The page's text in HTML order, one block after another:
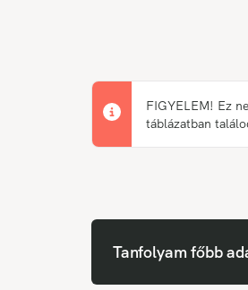
FIGYELEM! Ez
táblázatban
Tanfolyam főbb